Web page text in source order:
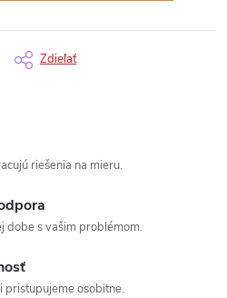
Zdieľať
riešenia na mieru.
dobe s vašim problémom.
pristupujeme osobitne.